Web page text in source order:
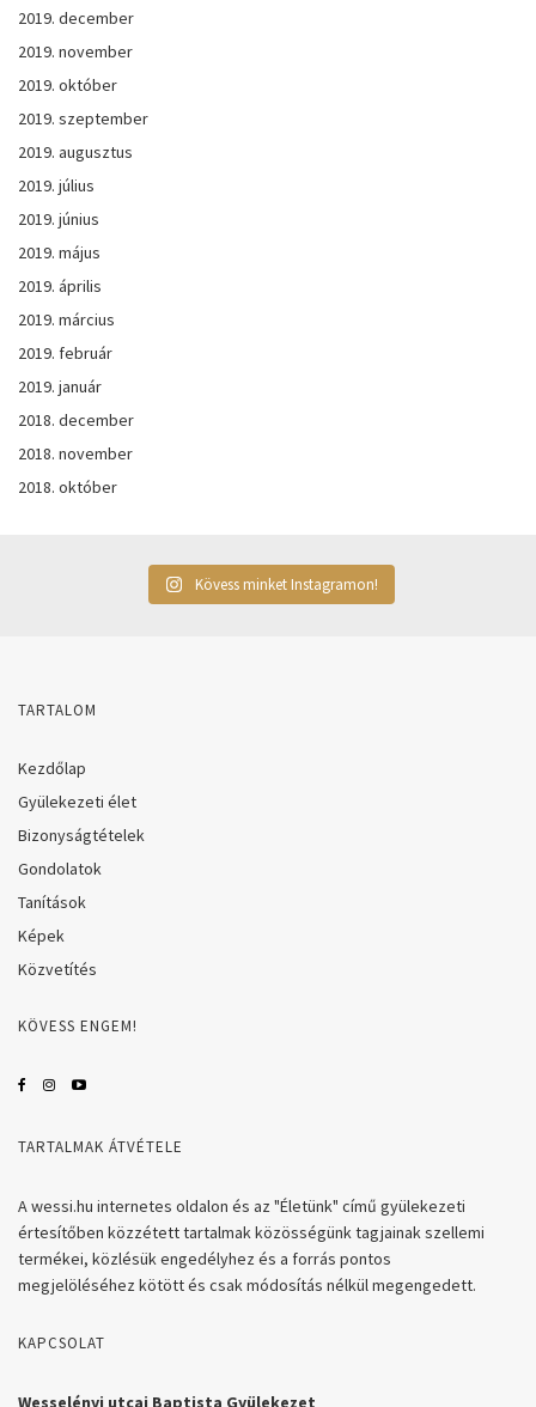
2019. december
2019. november
2019. október
2019. szeptember
2019. augusztus
2019. július
2019. június
2019. május
2019. április
2019. március
2019. február
2019. január
2018. december
2018. november
2018. október
Kövess minket Instagramon!
TARTALOM
Kezdőlap
Gyülekezeti élet
Bizonyságtételek
Gondolatok
Tanítások
Képek
Közvetítés
KÖVESS ENGEM!
TARTALMAK ÁTVÉTELE
A wessi.hu internetes oldalon és az "Életünk" című gyülekezeti
értesítőben közzétett tartalmak közösségünk tagjainak szellemi
termékei, közlésük engedélyhez és a forrás pontos
megjelöléséhez kötött és csak módosítás nélkül megengedett.
KAPCSOLAT
Wesselényi utcai Baptista Gyülekezet